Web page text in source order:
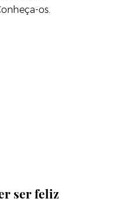
os.
ser feliz